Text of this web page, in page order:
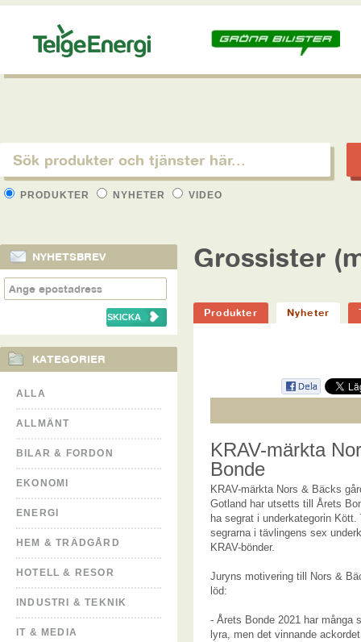
PRODUKTER NYHETER VIDEO
NYHETSBREV
KATEGORIER
ALLA
ALLMÄNT
BILAR & FORDON
EKONOMI
ENERGI
HEM & TRÄDGÅRD
HOTELL & RESOR
INDUSTRI & TEKNIK
IT & MEDIA
Grossister
Produkter Nyheter
KRAV-märkta
Bonde
KRAV-märkta Nors & Bäcks
Gotland har utsetts till Årets
ha segrat i underkategorin
segrarna i tävlingens sex
KRAV-bönder.
Juryns motivering till Nors &
löd:
- Årets Bonde 2021 har många
lyra, men det vinnande